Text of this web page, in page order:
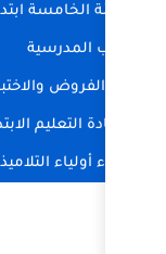
السنة
المستوى
شهادة
شهادة
نتائج وزارة